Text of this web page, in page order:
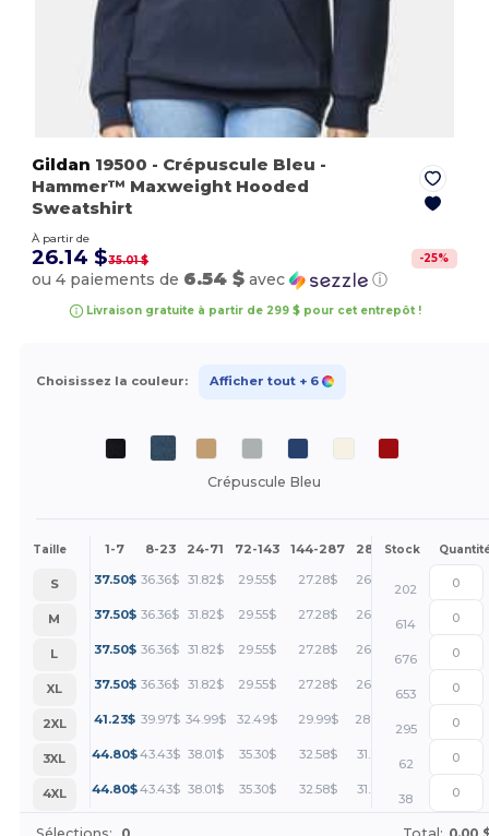
Gildan 19500 - Crépuscule Bleu -
Hammer™ Maxweight Hooded
Sweatshirt
À partir de
26.14 $35.01 $ -25%
ou 4 paiements de 6.54 $ avec ⓘ
Livraison gratuite à partir de 299 $ pour cet entrepôt !
Choisissez la couleur: Afficher tout + 6
Crépuscule Bleu
Taille 1-7 8-23 24-71 72-143 144-287 288 + Plus
Stock
S 37.50$ 36.36$ 31.82$ 29.55$ 27.28$ 26.14 +
202
M
37.50$ 36.36$ 31.82$ 29.55$ 27.28$ 26.14 +
614
L
37.50$ 36.36$ 31.82$ 29.55$ 27.28$ 26.14 +
676
XL
37.50$ 36.36$ 31.82$ 29.55$ 27.28$ 26.14 +
653
2XL
41.23$ 39.97$ 34.99$ 32.49$ 29.99$ 28.74 +
295
3XL
44.80$43.43$ 38.01$ 35.30$ 32.58$ 31.22 +
62
4XL
44.80$43.43$ 38.01$ 35.30$ 32.58$ 31.22 +
38